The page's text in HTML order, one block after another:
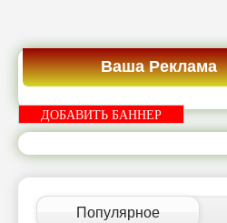
Ваша Реклама
ДОБАВИТЬ БАННЕР
Популярное